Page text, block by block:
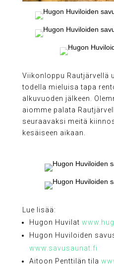
Viikonloppu Rautjärvellä
todella mieluisa tapa
alkuvuoden jälkeen.
aiomme palata
seuraavaksi meitä
kesäiseen aikaan.
Lue lisää:
Hugon Huvilat
Hugon Huviloiden
www.savusaunat.fi
Aitoon Penttilän tila